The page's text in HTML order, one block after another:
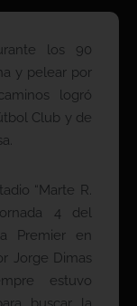
los 90
y pelear por
logró
Club y de
“Marte R.
4 del
Premier en
Jorge Dimas
estuvo